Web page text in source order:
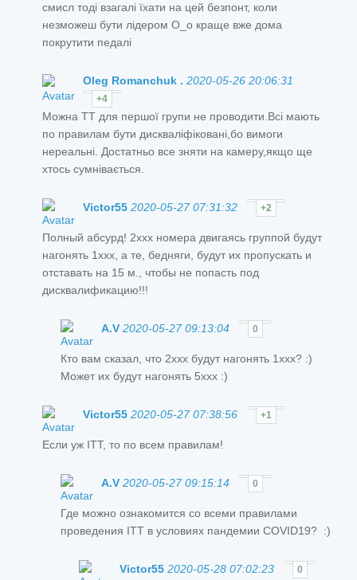
смисл тоді взагалі їхати на цей безпонт, коли
незможеш бути лідером О_о краще вже дома
покрутити педалі
Oleg Romanchuk . 2020-05-26 20:06:31
+4
Можна ТТ для першої групи не проводити.Всі мають
по правилам бути дискваліфіковані,бо вимоги
нереальні. Достатньо все зняти на камеру,якщо ще
хтось сумнівається.
Victor55 2020-05-27 07:31:32 +2
Полный абсурд! 2ххх номера двигаясь группой будут
нагонять 1ххх, а те, бедняги, будут их пропускать и
отставать на 15 м., чтобы не попасть под
дисквалификацию!!!
A.V 2020-05-27 09:13:04 0
Кто вам сказал, что 2ххх будут нагонять 1ххх? :)
Может их будут нагонять 5ххх :)
Victor55 2020-05-27 07:38:56 +1
Если уж ITT, то по всем правилам!
A.V 2020-05-27 09:15:14 0
Где можно ознакомится со всеми правилами
проведения ITT в условиях пандемии COVID19? :)
Victor55 2020-05-28 07:02:23 0